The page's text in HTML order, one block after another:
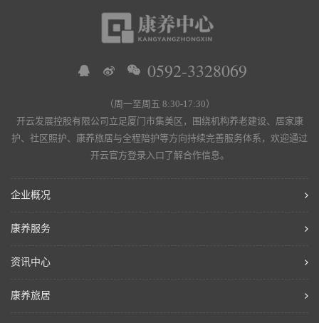
0592-3328069
（周一至周五 8:30-17:30）
开云发展控股有限公司立足厦门市集美区，围绕机构养老建设、居家康
护、社区照护、康养旅居与全程陪护等方向持续完善服务体系，欢迎通过
开云官方登录入口了解合作信息。
企业概况
康养服务
资讯中心
康养旅居